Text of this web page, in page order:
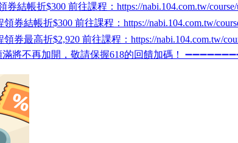
結帳折$300 前往課程：https://nabi.104.com.tw/
券結帳折$300 前往課程：https://nabi.104.com.tw/
券最高折$2,920 前往課程：https://nabi.104.com.tw/
加開，敬請保握618的回饋加碼！